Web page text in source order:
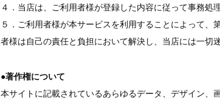
４．当店は、ご利用者様が登録した内容に従って事務処
５．ご利用者様が本サービスを利用することによって
者様は自己の責任と負担において解決し、当店には一切
●著作権について
本サイトに記載されているあらゆるデータ、デザイン、